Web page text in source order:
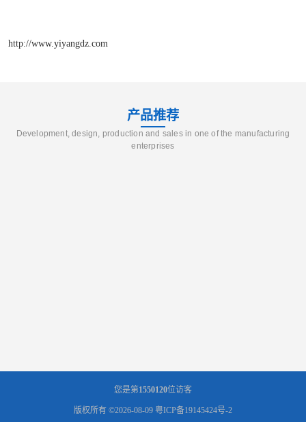
http://www.yiyangdz.com
产品推荐
Development, design, production and sales in one of the manufacturing
enterprises
您是第1550120位访客
版权所有 ©2026-08-09 粤ICP备19145424号-2